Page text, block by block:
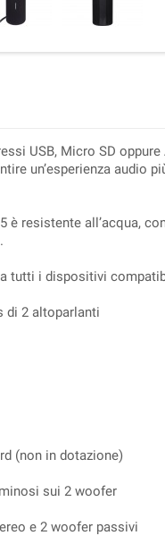
USB, Micro SD
un’esperienza
è resistente all’acqua,
tutti i dispositivi
di 2 altoparlanti
(non in dotazione)
sui 2 woofer
e 2 woofer passivi